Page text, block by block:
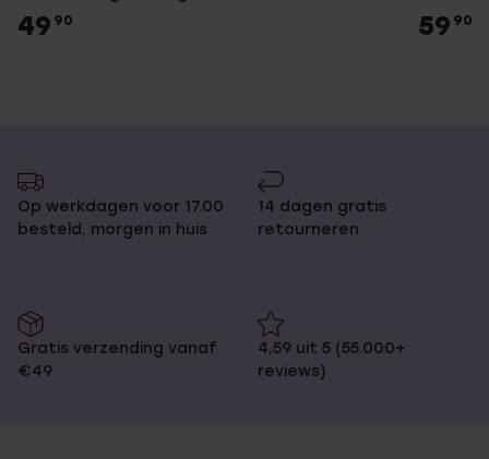
49 90 59 90
Op werkdagen voor 17.00
besteld, morgen in huis
14 dagen gratis
retourneren
Gratis verzending vanaf
€49
4,59 uit 5 (55.000+
reviews)